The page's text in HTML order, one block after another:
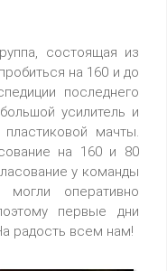
состоящая из
на 160 и до
последнего
усилитель и
мачты.
на 160 и 80
у команды
оперативно
первые дни
радость всем нам!